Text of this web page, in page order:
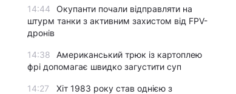
14:44
Окупанти почали відправляти на
штурм танки з активним захистом від FPV-
дронів
14:38
Американський трюк із картоплею
фрі допомагає швидко загустити суп
14:27
Хіт 1983 року став однією з